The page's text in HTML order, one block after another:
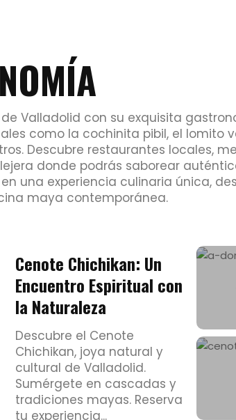
Valladolid con su exquisita
como la cochinita pibil, el lomito
Descubre restaurantes locales,
donde podrás saborear
una experiencia culinaria única,
maya contemporánea.
Cenote Chichikan: Un
Encuentro Espiritual con
la Naturaleza
Descubre el Cenote
Chichikan, joya natural y
cultural de Valladolid.
Sumérgete en cascadas y
tradiciones mayas. Reserva
tu experiencia...